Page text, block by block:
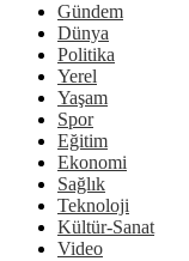
Gündem
Dünya
Politika
Yerel
Yaşam
Spor
Eğitim
Ekonomi
Sağlık
Teknoloji
Kültür-Sanat
Video